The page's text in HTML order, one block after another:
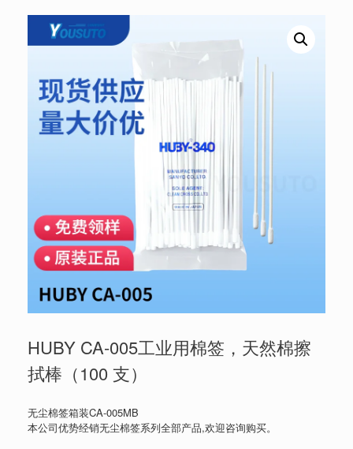
HUBY CA-005工业用棉签，天然棉擦
拭棒（100 支）
无尘棉签箱装CA-005MB
本公司优势经销无尘棉签系列全部产品,欢迎咨询购买。